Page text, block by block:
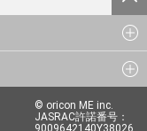
© oricon ME inc.
JASRAC許諾番号：
9009642140Y38026